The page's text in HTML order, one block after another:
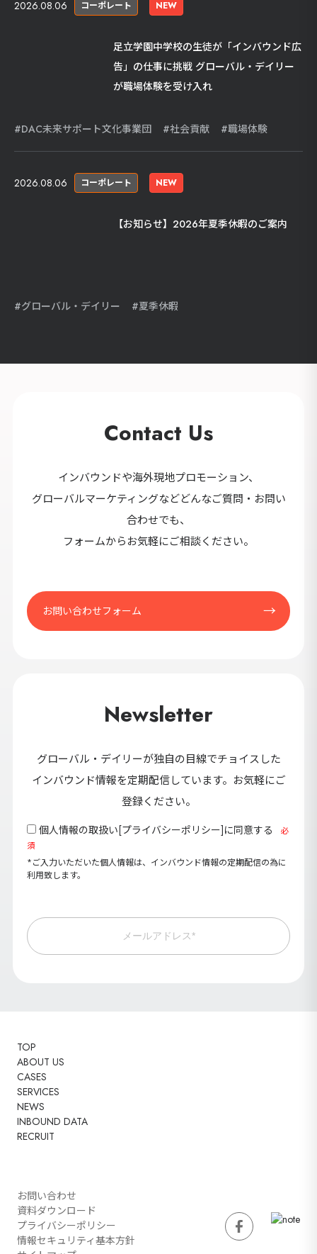
NEW
コーポレート
2026.08.06
足立学園中学校の生徒が「インバウンド広
告」の仕事に挑戦 グローバル・デイリー
が職場体験を受け入れ
DAC未来サポート文化事業団 社会貢献 職場体験
NEW
コーポレート
2026.08.06
【お知らせ】2026年夏季休暇のご案内
グローバル・デイリー 夏季休暇
Contact Us
インバウンドや海外現地プロモーション、
グローバルマーケティングなどどんなご質問・お問い
合わせでも、
フォームからお気軽にご相談ください。
お問い合わせフォーム
Newsletter
グローバル・デイリーが独自の目線でチョイスした
インバウンド情報を定期配信しています。お気軽にご
登録ください。
個人情報の取扱い[プライバシーポリシー]に同意する
必
須
*ご入力いただいた個人情報は、インバウンド情報の定期配信の為に
利用致します。
メールアドレス*
TOP
ABOUT US
CASES
SERVICES
NEWS
INBOUND DATA
RECRUIT
お問い合わせ
資料ダウンロード
プライバシーポリシー
情報セキュリティ基本方針